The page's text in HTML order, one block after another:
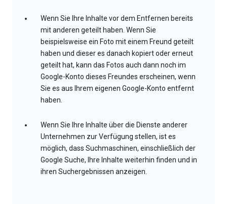
Wenn Sie Ihre Inhalte vor dem Entfernen bereits
mit anderen geteilt haben. Wenn Sie
beispielsweise ein Foto mit einem Freund geteilt
haben und dieser es danach kopiert oder erneut
geteilt hat, kann das Fotos auch dann noch im
Google-Konto dieses Freundes erscheinen, wenn
Sie es aus Ihrem eigenen Google-Konto entfernt
haben.
Wenn Sie Ihre Inhalte über die Dienste anderer
Unternehmen zur Verfügung stellen, ist es
möglich, dass Suchmaschinen, einschließlich der
Google Suche, Ihre Inhalte weiterhin finden und in
ihren Suchergebnissen anzeigen.